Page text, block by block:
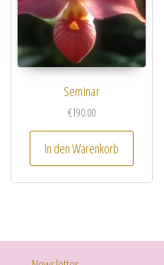
Seminar
€190.00
In den Warenkorb